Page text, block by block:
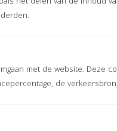
met de website. Deze
de